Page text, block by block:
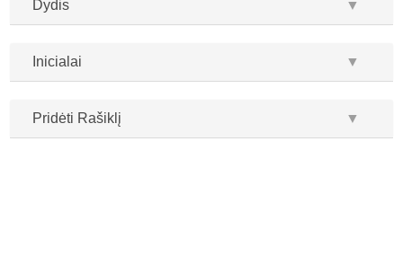
Dydis ▼
Inicialai ▼
Pridėti Rašiklį ▼